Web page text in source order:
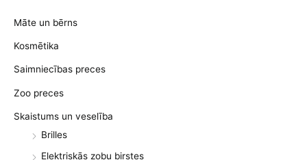
Māte un bērns
Kosmētika
Saimniecības preces
Zoo preces
Skaistums un veselība
Brilles
Elektriskās zobu birstes